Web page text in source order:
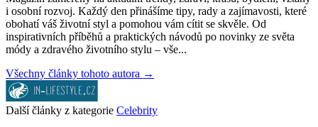
i osobní rozvoj. Každý den přinášíme tipy, rady a zajímavosti, které
obohatí váš životní styl a pomohou vám cítit se skvěle. Od
inspirativních příběhů a praktických návodů po novinky ze světa
módy a zdravého životního stylu – vše...
Všechny články tohoto autora →
Další články z kategorie Celebrity